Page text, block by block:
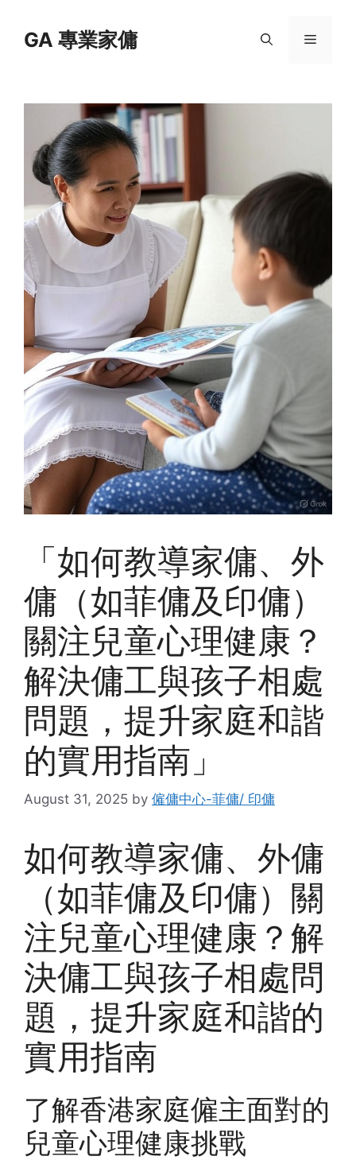
contentGA 專業家傭 Menu
「如何教導家傭、外
傭（如菲傭及印傭）
關注兒童心理健康？
解決傭工與孩子相處
問題，提升家庭和諧
的實用指南」
August 31, 2025 by 僱傭中心-菲傭/ 印傭
如何教導家傭、外傭
（如菲傭及印傭）關
注兒童心理健康？解
決傭工與孩子相處問
題，提升家庭和諧的
實用指南
了解香港家庭僱主面對的
兒童心理健康挑戰